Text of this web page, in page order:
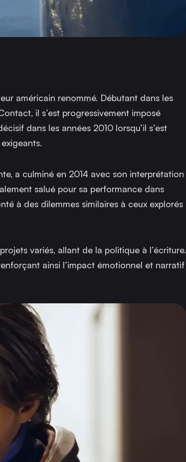
américain renommé. Débutant dans les
, il s’est progressivement imposé
dans les années 2010 lorsqu’il s’est
a culminé en 2014 avec son interprétation
salué pour sa performance dans
à des dilemmes similaires à ceux explorés
variés, allant de la politique à l’écriture.
ainsi l’impact émotionnel et narratif